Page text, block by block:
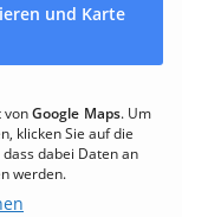
und Karte
vonGoogle Maps. Um
klicken Sie auf die
dabei Daten an
werden.